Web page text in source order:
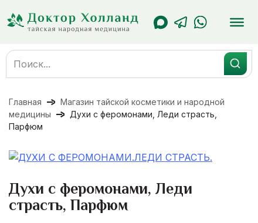
содержанию
Search
for:
Главная
Магазин тайской косметики и народной
медицины
Духи с феромонами, Леди страсть,
Парфюм
Духи с феромонами, Леди
страсть, Парфюм